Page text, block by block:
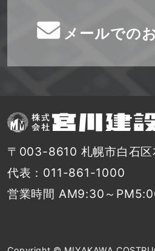
メールでの
〒003-8610 札幌市白石
代表：011-861-1000
営業時間 AM9:30～